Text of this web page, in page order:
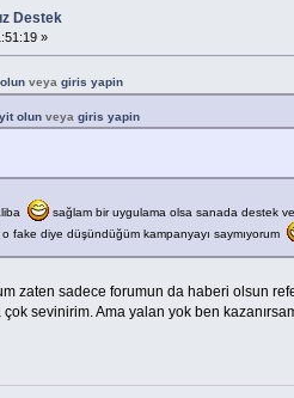
Destek
»
veya giris yapin
olunveya giris yapin
sağlam bir uygulama olsa sanada destek
fake diye düşündüğüm kampanyayı saymıyorum
zaten sadece forumun da haberi olsun
sevinirim. Ama yalan yok ben